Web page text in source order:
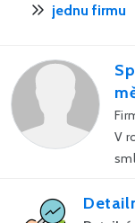
jednu firmu
V